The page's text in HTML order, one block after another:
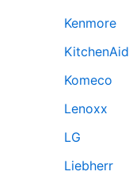
Kenmore
KitchenAid
Komeco
Lenoxx
LG
Liebherr